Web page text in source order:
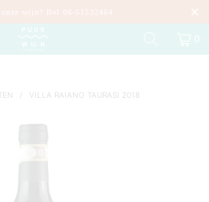
wijn? Bel 06-51532464
0
VILLA RAIANO TAURASI 2018